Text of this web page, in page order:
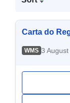
Carta do
WMS 3